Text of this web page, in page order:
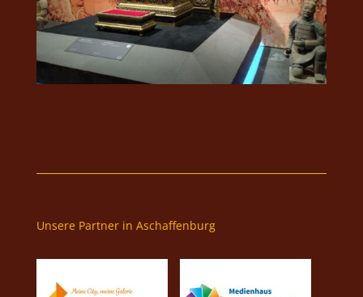
Unsere Partner in Aschaffenburg